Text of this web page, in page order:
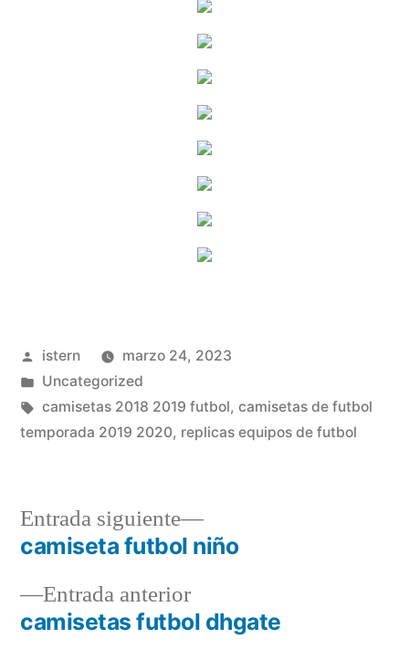
Publicado
por
istern
marzo 24, 2023
Publicado
en
Uncategorized
Etiquetas:
camisetas 2018 2019 futbol, camisetas de futbol
temporada 2019 2020, replicas equipos de futbol
Navegación
deEntrada anteriorEntrada
anterior:
camisetas futbol dhgate
Entrada siguiente
Entrada
siguiente:
camiseta futbol niño